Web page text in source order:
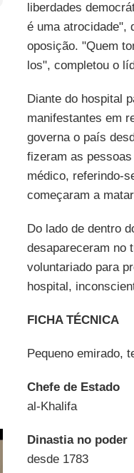
liberdades
é uma atrocidade",
oposição. "Quem
los", completou o
Diante do hospital
manifestantes em
governa o país
fizeram as
médico, referindo-
começaram a
Do lado de dentro
desapareceram no
voluntariado para
hospital,
FICHA TÉCNICA
Pequeno emirado,
Chefe de Estado
al-Khalifa
Dinastia no poder
desde 1783